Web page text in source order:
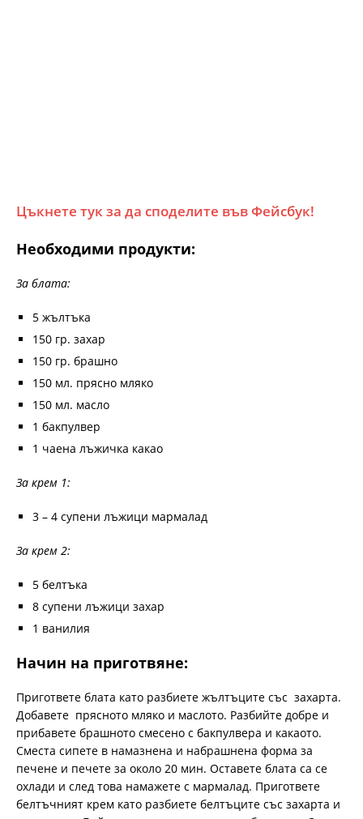
Цъкнете тук за да споделите във Фейсбук!
Необходими продукти:
За блата:
5 жълтъка
150 гр. захар
150 гр. брашно
150 мл. прясно мляко
150 мл. масло
1 бакпулвер
1 чаена лъжичка какао
За крем 1:
3 – 4 супени лъжици мармалад
За крем 2:
5 белтъка
8 супени лъжици захар
1 ванилия
Начин на приготвяне:
Пригответе блата като разбиете жълтъците със захарта.
Добавете прясното мляко и маслото. Разбийте добре и
прибавете брашното смесено с бакпулвера и какаото.
Сместа сипете в намазнена и набрашнена форма за
печене и печете за около 20 мин. Оставете блата са се
охлади и след това намажете с мармалад. Пригответе
белтъчният крем като разбиете белтъците със захарта и